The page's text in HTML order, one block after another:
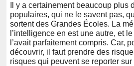
Il y a certainement beaucoup plus
populaires, qui ne le savent pas,
sortent des Grandes Écoles. La
l’intelligence en est une autre, et
l’avait parfaitement compris. Car,
découvrir, il faut prendre des
risques qui peuvent se reporter